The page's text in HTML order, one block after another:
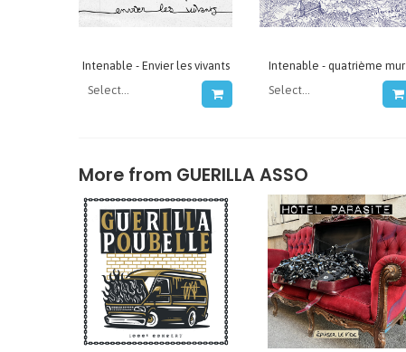
Intenable - Envier les vivants Intenable - quatrième mur
More from GUERILLA ASSO